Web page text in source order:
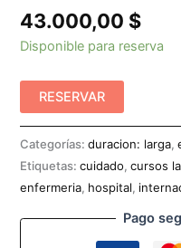
43.000,00 $
Disponible para reserva
RESERVAR
Categorías:duracion: larga,
Etiquetas:cuidado,cursos
enfermeria, hospital,
Pago